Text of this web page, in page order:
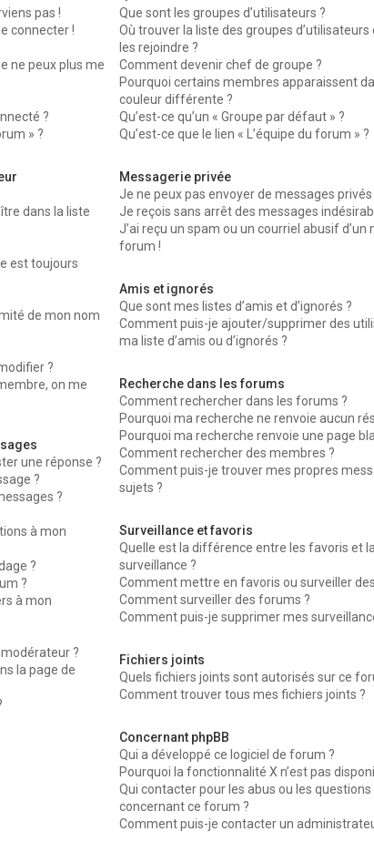
pas !
connecter !
ne peux plus me
?
» ?
dans la liste
est toujours
de mon nom
?
on me
une réponse ?
?
?
à mon
?
?
à mon
?
la page de
Que sont les groupes d’utilisateurs ?
Où trouver la liste des groupes
les rejoindre ?
Comment devenir chef de groupe ?
Pourquoi certains membres apparaissent
couleur différente ?
Qu’est-ce qu’un « Groupe par défaut » ?
Qu’est-ce que le lien « L’équipe du forum » ?
Messagerie privée
Je ne peux pas envoyer de messages privés
Je reçois sans arrêt des messages
J’ai reçu un spam ou un courriel abusif d’un
forum !
Amis et ignorés
Que sont mes listes d’amis et d’ignorés ?
Comment puis-je ajouter/supprimer des
ma liste d’amis ou d’ignorés ?
Recherche dans les forums
Comment rechercher dans les forums ?
Pourquoi ma recherche ne renvoie aucun
Pourquoi ma recherche renvoie une page
Comment rechercher des membres ?
Comment puis-je trouver mes propres
sujets ?
Surveillance et favoris
Quelle est la différence entre les favoris et la
surveillance ?
Comment mettre en favoris ou surveiller
Comment surveiller des forums ?
Comment puis-je supprimer mes
Fichiers joints
Quels fichiers joints sont autorisés sur ce
Comment trouver tous mes fichiers joints ?
Concernant phpBB
Qui a développé ce logiciel de forum ?
Pourquoi la fonctionnalité X n’est pas
Qui contacter pour les abus ou les questions
concernant ce forum ?
Comment puis-je contacter un